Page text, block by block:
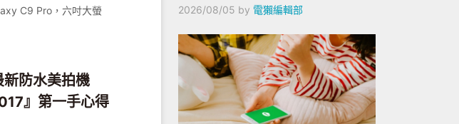
C9 Pro，六吋大螢
防水美拍機
』第一手心得
2026/08/05 by 電獺編輯部